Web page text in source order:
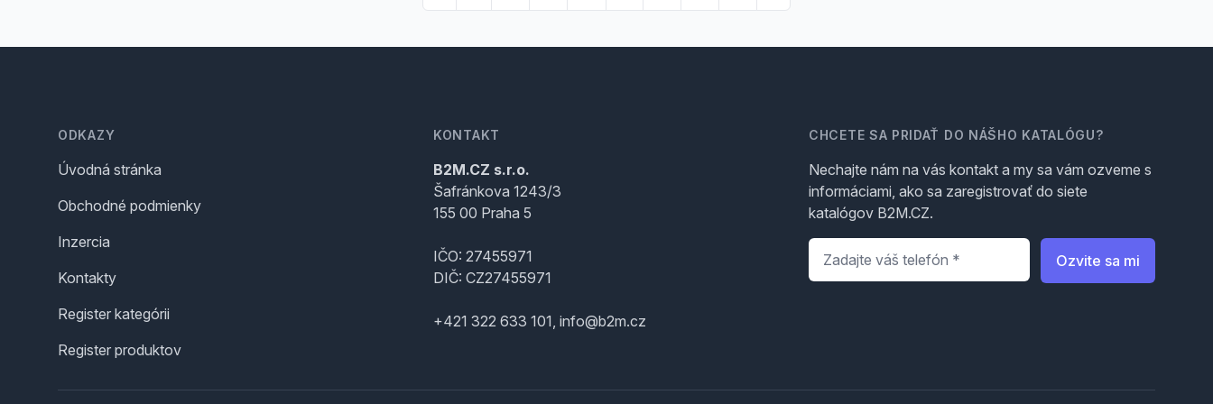
ODKAZY
Úvodná stránka
Obchodné podmienky
Inzercia
Kontakty
Register kategórii
Register produktov
KONTAKT
B2M.CZ s.r.o.
Šafránkova 1243/3
155 00 Praha 5
IČO: 27455971
DIČ: CZ27455971
+421 322 633 101, info@b2m.cz
CHCETE SA PRIDAŤ DO NÁŠHO KATALÓGU?
Nechajte nám na vás kontakt a my sa vám ozveme s
informáciami, ako sa zaregistrovať do siete
katalógov B2M.CZ.
Telefón
Ozvite sa mi